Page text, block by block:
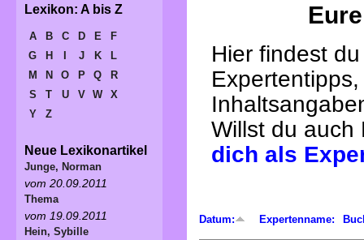
Hier findest
Willst du
dich als
Datum: Expertenname:
Lexikon: A bis Z
A B C D E
F
G
H J K
L
M
N O P Q
R
S
T U V W
X
Y
Z
Neue Lexikonartikel
Junge, Norman
vom 20.09.2011
Thema
vom 19.09.2011
Hein, Sybille